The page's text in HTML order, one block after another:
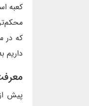
که در
داریم
پیش